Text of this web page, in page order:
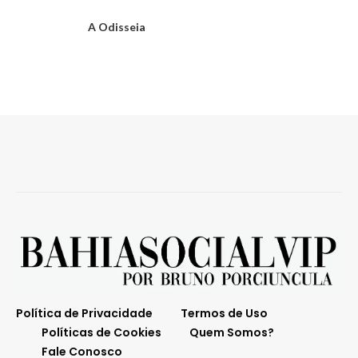
A Odisseia
Política de Privacidade
Termos de Uso
Políticas de Cookies
Quem Somos?
Fale Conosco